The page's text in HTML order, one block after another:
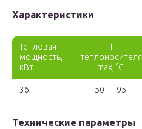
Характеристики
Тепловая
мощность,
кВт
Т
теплоносителя
maх, °C
36 50 — 95
Технические параметры